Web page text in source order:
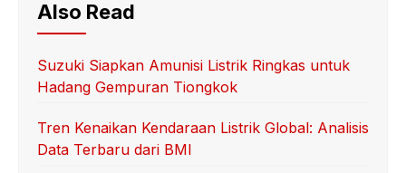
Also Read
Suzuki Siapkan Amunisi Listrik Ringkas untuk
Hadang Gempuran Tiongkok
Tren Kenaikan Kendaraan Listrik Global: Analisis
Data Terbaru dari BMI